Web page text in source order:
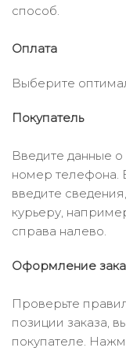
способ.
Оплата
Выберите
Покупатель
Введите данные
номер телефона.
введите
курьеру,
справа налево.
Оформление
Проверьте
позиции заказа,
покупателе.